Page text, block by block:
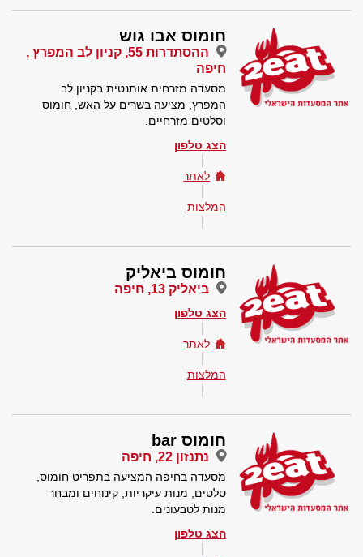
חומוס אבו גוש
ההסתדרות 55, קניון לב המפרץ ,
חיפה
מסעדה מזרחית אותנטית בקניון לב
המפרץ, מציעה בשרים על האש, חומוס
וסלטים מזרחיים.
הצג טלפון
לאתר
המלצות
חומוס ביאליק
ביאליק 13, חיפה
הצג טלפון
לאתר
המלצות
חומוס bar
נתנזון 22, חיפה
מסעדה בחיפה המציעה בתפריט חומוס,
סלטים, מנות עיקריות, קינוחים ומבחר
מנות לטבעונים.
הצג טלפון